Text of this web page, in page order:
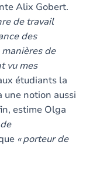
Alix Gobert.
de travail
des
de
vu mes
étudiants la
une notion aussi
estime Olga
« porteur de